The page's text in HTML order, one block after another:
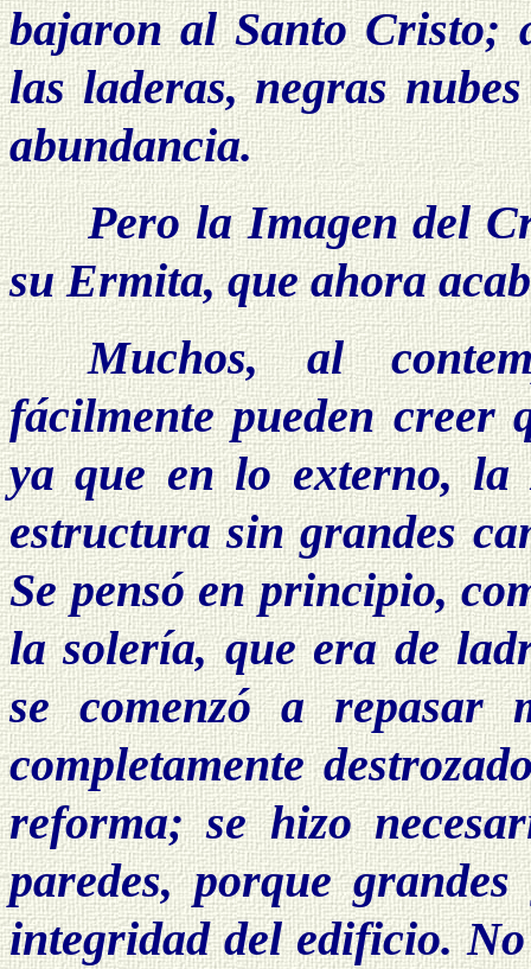
bajaron al Santo Cristo;
las laderas, negras
abundancia.
Pero la Imagen del
su Ermita, que ahora
Muchos, al
fácilmente pueden creer
ya que en lo externo, la
estructura sin grandes
Se pensó en principio,
la solería, que era de
se comenzó a repasar
completamente
reforma; se hizo
paredes, porque
integridad del edificio.